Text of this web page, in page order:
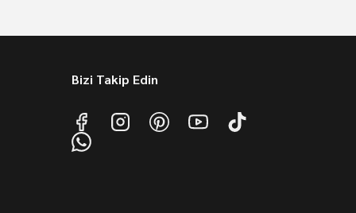
Bizi Takip Edin